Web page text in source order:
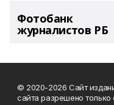
Фотобанк
журналистов РБ
© 2020-2026 Сайт
сайта разрешено только